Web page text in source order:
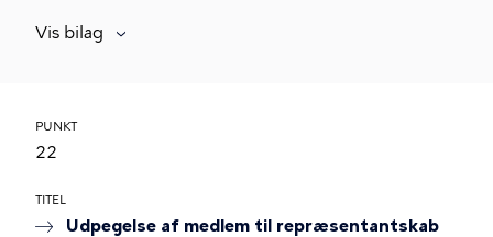
Vis bilag
PUNKT
22
TITEL
Udpegelse af medlem til repræsentantskab